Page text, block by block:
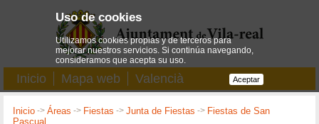
Inicio Mapa web Valencià
Inicio ->Áreas -> Fiestas ->Junta de Fiestas -> Fiestas de San
Pascual
Uso de cookies
Utilizamos cookies propias y de terceros para
mejorar nuestros servicios. Si continúa navegando,
consideramos que acepta su uso.
Aceptar